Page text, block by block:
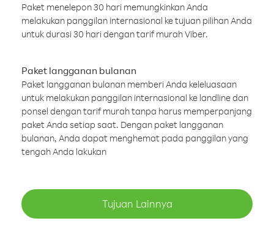
Paket menelepon 30 hari memungkinkan Anda
melakukan panggilan internasional ke tujuan pilihan Anda
untuk durasi 30 hari dengan tarif murah Viber.
Paket langganan bulanan
Paket langganan bulanan memberi Anda keleluasaan
untuk melakukan panggilan internasional ke landline dan
ponsel dengan tarif murah tanpa harus memperpanjang
paket Anda setiap saat. Dengan paket langganan
bulanan, Anda dapat menghemat pada panggilan yang
tengah Anda lakukan
Tujuan Lainnya